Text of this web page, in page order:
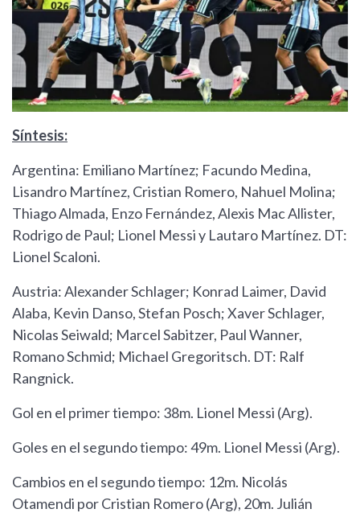
Síntesis:
Argentina: Emiliano Martínez; Facundo Medina,
Lisandro Martínez, Cristian Romero, Nahuel Molina;
Thiago Almada, Enzo Fernández, Alexis Mac Allister,
Rodrigo de Paul; Lionel Messi y Lautaro Martínez. DT:
Lionel Scaloni.
Austria: Alexander Schlager; Konrad Laimer, David
Alaba, Kevin Danso, Stefan Posch; Xaver Schlager,
Nicolas Seiwald; Marcel Sabitzer, Paul Wanner,
Romano Schmid; Michael Gregoritsch. DT: Ralf
Rangnick.
Gol en el primer tiempo: 38m. Lionel Messi (Arg).
Goles en el segundo tiempo: 49m. Lionel Messi (Arg).
Cambios en el segundo tiempo: 12m. Nicolás
Otamendi por Cristian Romero (Arg), 20m. Julián